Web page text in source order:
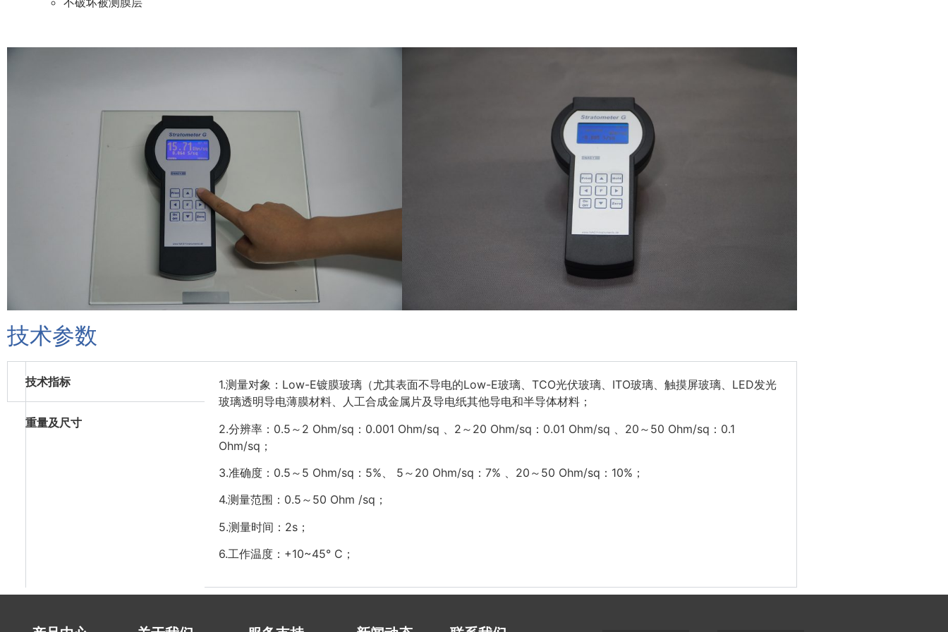
技术参数
技术指标
重量及尺寸
1.测量对象：Low-E镀膜玻璃（尤其表面不导电的Low-E玻璃、TCO光伏玻璃、ITO玻璃、触摸屏玻璃、LED发光
玻璃透明导电薄膜材料、人工合成金属片及导电纸其他导电和半导体材料；
2.分辨率：0.5～2 Ohm/sq：0.001 Ohm/sq 、2～20 Ohm/sq：0.01 Ohm/sq 、20～50 Ohm/sq：0.1
Ohm/sq；
3.准确度：0.5～5 Ohm/sq：5%、 5～20 Ohm/sq：7% 、20～50 Ohm/sq：10%；
4.测量范围： 0.5～50 Ohm /sq ；
5.测量时间：2s；
6.工作温度：+10~45° C；